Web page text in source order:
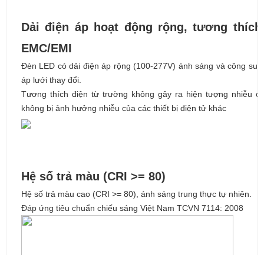
Dải điện áp hoạt động rộng, tương
EMC/EMI
Đèn LED có dải điện áp rộng (100-277V) ánh sáng và công
áp lưới thay đổi.
Tương thích điện từ trường không gây ra hiện tượng nhiễu
không bị ảnh hưởng nhiễu của các thiết bị điện tử khác
Hệ số trả màu (CRI >= 80)
Hệ số trả màu cao (CRI >= 80), ánh sáng trung thực tự nhiên.
Đáp ứng tiêu chuẩn chiếu sáng Việt Nam TCVN 7114: 2008